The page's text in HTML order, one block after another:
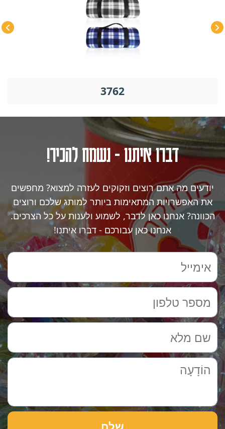
3762
דברו איתנו - נשמח להכיר!
יודעים מה אתם רוצים וזקוקים לעזרה למצוא? מחפשים
את האפשרויות המתאימות ביותר למותג שלכם ורוצים
הכוונה? אנחנו כאן לדבר, לשמוע ולענות על כל הצרכים.
אנחנו כאן עבורכם - דברו איתנו!